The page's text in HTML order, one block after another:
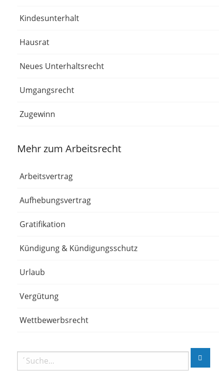
Kindesunterhalt
Hausrat
Neues Unterhaltsrecht
Umgangsrecht
Zugewinn
Mehr zum Arbeitsrecht
Arbeitsvertrag
Aufhebungsvertrag
Gratifikation
Kündigung & Kündigungsschutz
Urlaub
Vergütung
Wettbewerbsrecht